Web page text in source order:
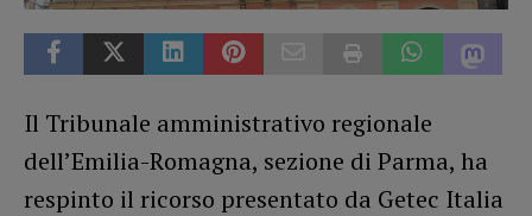
Il Tribunale amministrativo regionale
dell’Emilia-Romagna, sezione di Parma, ha
respinto il ricorso presentato da Getec Italia